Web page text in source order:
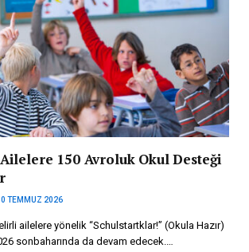
Ailelere 150 Avroluk Okul Desteği
TEMMUZ 2026
ailelere yönelik “Schulstartklar!” (Okula Hazır)
sonbaharında da devam edecek.…